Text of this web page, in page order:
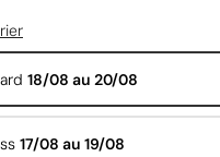
18/08 au 20/08
17/08 au 19/08